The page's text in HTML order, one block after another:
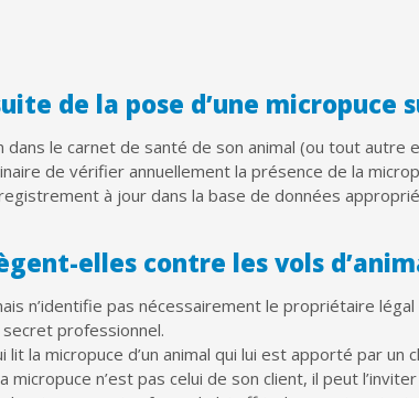
de la pose d’une micropuce
dans le carnet de santé de son animal (ou tout autre
de vérifier annuellement la présence de la
à jour dans la base de données
elles contre les vols
n’identifie pas nécessairement le propriétaire
professionnel.
la micropuce d’un animal qui lui est apporté par
micropuce n’est pas celui de son client, il peut